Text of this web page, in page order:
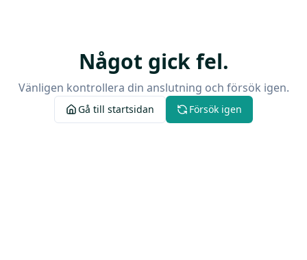
Något gick fel.
Vänligen kontrollera din anslutning och försök igen.
Gå till startsidan Försök igen